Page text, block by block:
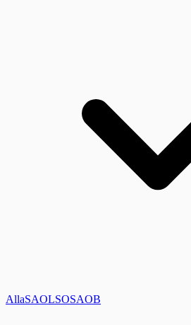
AllaSAOLSOSAOB